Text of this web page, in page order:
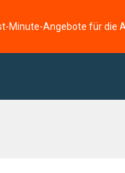
Minute-Angebote für die